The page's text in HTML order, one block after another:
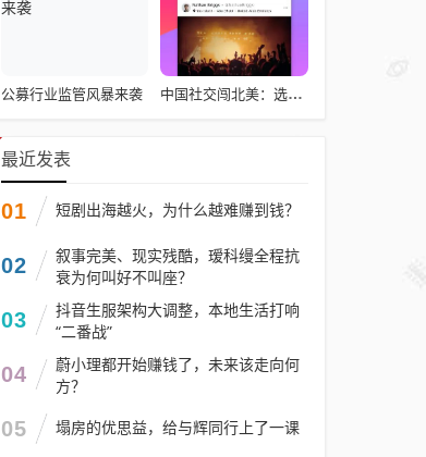
公募行业监管风暴来袭 中国社交闯北美：选择远大于努力
最近发表
01 短剧出海越火，为什么越难赚到钱？
02
叙事完美、现实残酷，瑷科缦全程抗
衰为何叫好不叫座？
03
抖音生服架构大调整，本地生活打响
“二番战”
04
蔚小理都开始赚钱了，未来该走向何
方？
05 塌房的优思益，给与辉同行上了一课